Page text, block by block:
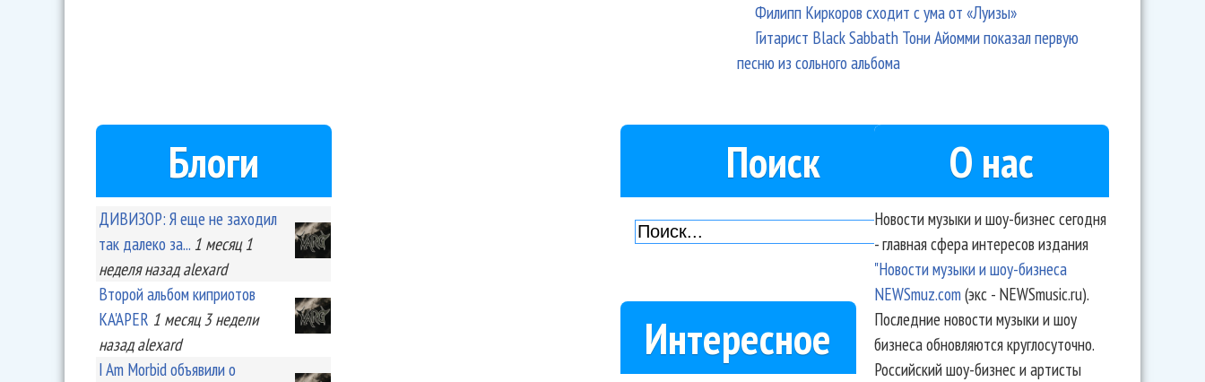
Филипп Киркоров сходит с ума от «Луизы»
Гитарист Black Sabbath Тони Айомми показал первую
песню из сольного альбома
Блоги
ДИВИЗОР: Я еще не заходил
так далеко за... 1 месяц 1
неделяназад alexard
Второй альбом киприотов
KA'APER 1 месяц 3 недели
назад alexard
I Am Morbid объявили о
Поиск
Интересное
О нас
Новости музыки и шоу-бизнес сегодня
- главная сфера интересов издания
"Новости музыки и шоу-бизнеса
NEWSmuz.com(экс - NEWSmusic.ru).
Последние новости музыки и шоу
бизнеса обновляются круглосуточно.
Российский шоу-бизнес и артисты